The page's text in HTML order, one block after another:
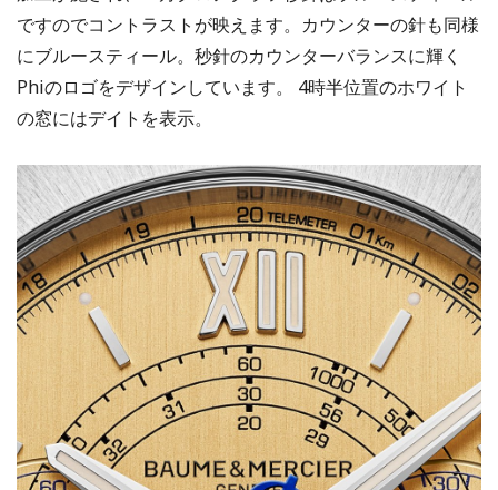
ですのでコントラストが映えます。カウンターの針も同様
にブルースティール。秒針のカウンターバランスに輝く
Phiのロゴをデザインしています。 4時半位置のホワイト
の窓にはデイトを表示。